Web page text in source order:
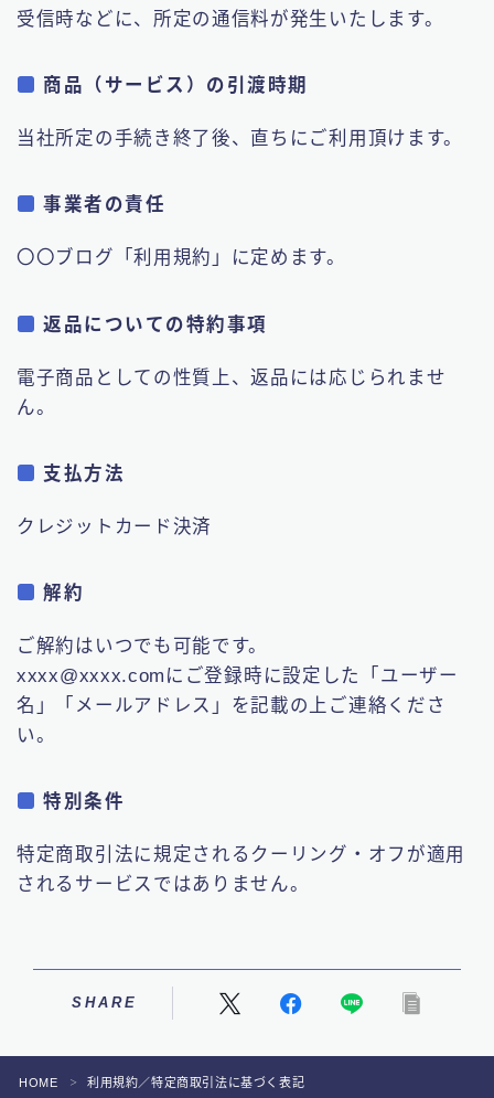
受信時などに、所定の通信料が発生いたします。
商品（サービス）の引渡時期
当社所定の手続き終了後、直ちにご利用頂けます。
事業者の責任
〇〇ブログ「利用規約」に定めます。
返品についての特約事項
電子商品としての性質上、返品には応じられませ
ん。
支払方法
クレジットカード決済
解約
ご解約はいつでも可能です。
xxxx@xxxx.comにご登録時に設定した「ユーザー
名」「メールアドレス」を記載の上ご連絡くださ
い。
特別条件
特定商取引法に規定されるクーリング・オフが適用
されるサービスではありません。
SHARE
HOME ＞ 利用規約／特定商取引法に基づく表記